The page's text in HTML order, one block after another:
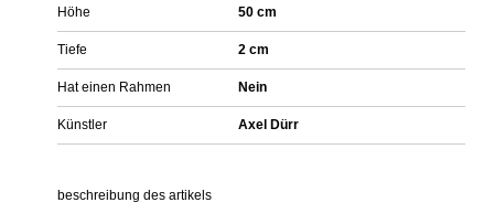
Höhe 50 cm
Tiefe 2 cm
Hat einen Rahmen Nein
Künstler Axel Dürr
beschreibung des artikels